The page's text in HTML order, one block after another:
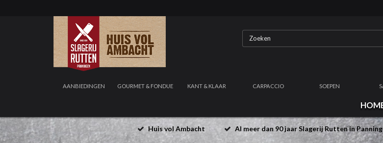
AANBIEDINGEN GOURMET & FONDUE KANT & KLAAR CARPACCIO SOEPEN
Huis vol Ambacht Al meer dan 90 jaar Slagerij Rutten in